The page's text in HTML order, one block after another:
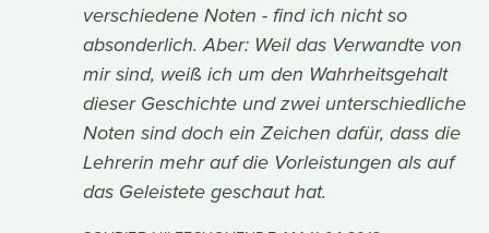
verschiedene Noten - find ich nicht so
absonderlich. Aber: Weil das Verwandte von
mir sind, weiß ich um den Wahrheitsgehalt
dieser Geschichte und zwei unterschiedliche
Noten sind doch ein Zeichen dafür, dass die
Lehrerin mehr auf die Vorleistungen als auf
das Geleistete geschaut hat.